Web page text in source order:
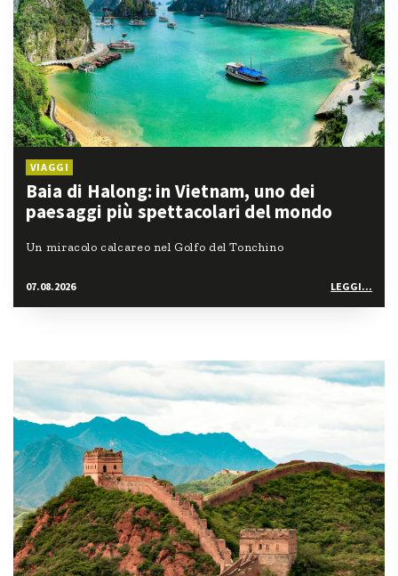
VIAGGI
Baia di Halong: in Vietnam, uno dei
paesaggi più spettacolari del mondo
Un miracolo calcareo nel Golfo del Tonchino
07.08.2026 LEGGI...